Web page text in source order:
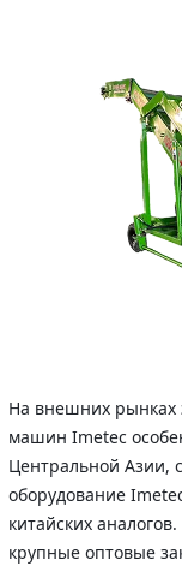
На внешних рынках
машин Imetec
Центральной Азии,
оборудование
китайских
крупные оптовые